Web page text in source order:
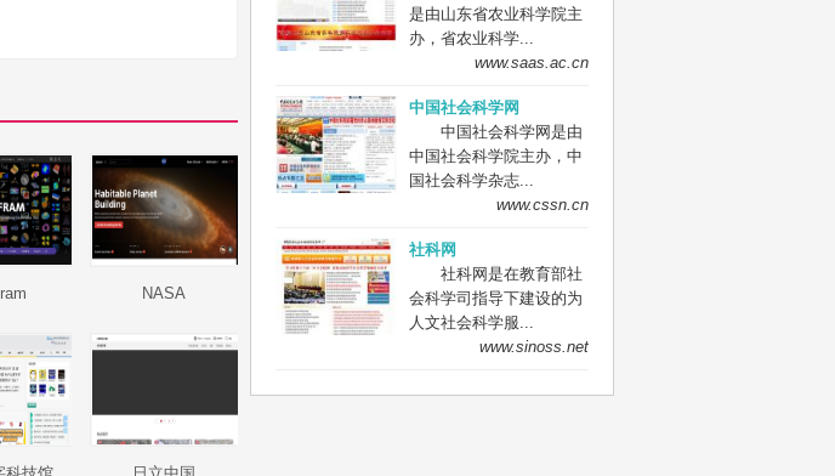
NASA
是由山东省农业科学院主
办，省农业科学...
www.saas.ac.cn
中国社会科学网
中国社会科学网是由
中国社会科学院主办，中
国社会科学杂志...
www.cssn.cn
社科网
社科网是在教育部社
会科学司指导下建设的为
人文社会科学服...
www.sinoss.net